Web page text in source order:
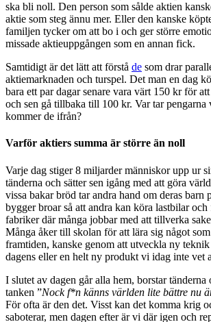
ska bli noll. Den person som sålde aktien
aktie som steg ännu mer. Eller den kanske
familjen tycker om att bo i och ger större
missade aktieuppgången som en annan fick.
Samtidigt är det lätt att förstå de som drar
aktiemarknaden och turspel. Det man en dag
bara ett par dagar senare vara värt 150 kr för
och sen gå tillbaka till 100 kr. Var tar pengarna
kommer de ifrån?
Varför aktiers summa är större än noll
Varje dag stiger 8 miljarder människor upp ur
tänderna och sätter sen igång med att göra
vissa bakar bröd tar andra hand om deras barn
bygger broar så att andra kan köra lastbilar
fabriker där många jobbar med att tillverka
Många åker till skolan för att lära sig något
framtiden, kanske genom att utveckla ny teknik
dagens eller en helt ny produkt vi idag inte vet
I slutet av dagen går alla hem, borstar tänderna
tanken ”Nock f*n känns världen lite bättre nu
För ofta är den det. Visst kan det komma krig
saboterar, men dagen efter är vi där igen och